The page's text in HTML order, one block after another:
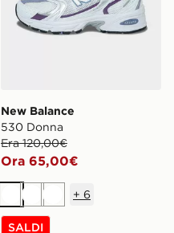
New Balance
530 Donna
Era 120,00€
Ora 65,00€
BiancoBianco
Bianco
+ 6
SALDI